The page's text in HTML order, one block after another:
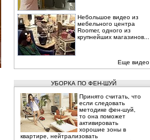
Небольшое видео из
мебельного центра
Roomer, одного из
крупнейших магазинов...
Еще видео
УБОРКА ПО ФЕН-ШУЙ
Принято считать, что
если следовать
методике фен-шуй,
то она поможет
активировать
хорошие зоны в
квартире, нейтрализовать